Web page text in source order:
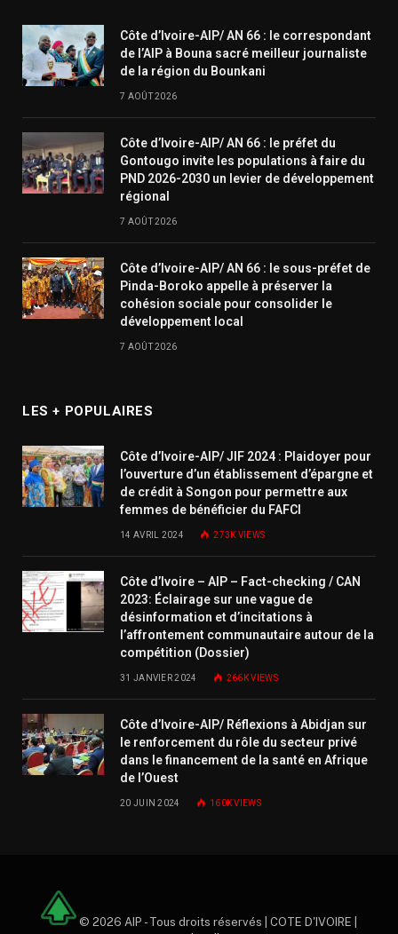
Côte d’Ivoire-AIP/ AN 66 : le correspondant
de l’AIP à Bouna sacré meilleur journaliste
de la région du Bounkani
7 AOÛT 2026
Côte d’Ivoire-AIP/ AN 66 : le préfet du
Gontougo invite les populations à faire du
PND 2026-2030 un levier de développement
régional
7 AOÛT 2026
Côte d’Ivoire-AIP/ AN 66 : le sous-préfet de
Pinda-Boroko appelle à préserver la
cohésion sociale pour consolider le
développement local
7 AOÛT 2026
LES + POPULAIRES
Côte d’Ivoire-AIP/ JIF 2024 : Plaidoyer pour
l’ouverture d’un établissement d’épargne et
de crédit à Songon pour permettre aux
femmes de bénéficier du FAFCI
14 AVRIL 2024 273K VIEWS
Côte d’Ivoire – AIP – Fact-checking / CAN
2023: Éclairage sur une vague de
désinformation et d’incitations à
l’affrontement communautaire autour de la
compétition (Dossier)
31 JANVIER 2024 266KVIEWS
Côte d’Ivoire-AIP/ Réflexions à Abidjan sur
le renforcement du rôle du secteur privé
dans le financement de la santé en Afrique
de l’Ouest
20 JUIN 2024 160KVIEWS
© 2026 AIP - Tous droits réservés | COTE D'IVOIRE |